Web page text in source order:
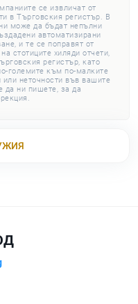
се извличат от
в Търговския регистър. В
може да бъдат непълни
автоматизирани
и те се поправят от
стотиците хиляди отчети,
регистър, като
големите към по-малките
неточности във вашите
да ни пишете, за да